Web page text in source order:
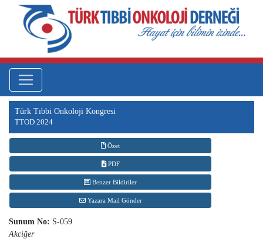
Türk Tıbbi Onkoloji Kongresi
TTOD 2024
Özet
PDF
Benzer Bildiriler
Yazara Mail Gönder
Sunum No: S-059
Akciğer